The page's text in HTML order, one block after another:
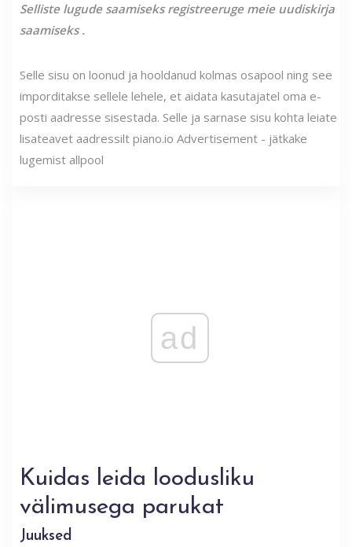
Selliste lugude saamiseksregistreeruge meie uudiskirja
saamiseks.
Selle sisu on loonud ja hooldanud kolmas osapool ning see
imporditakse sellele lehele, et aidata kasutajatel oma e-
posti aadresse sisestada. Selle ja sarnase sisu kohta leiate
lisateavet aadressilt piano.io Advertisement - jätkake
lugemist allpool
ad
Kuidas leida loodusliku
välimusega parukat
Juuksed